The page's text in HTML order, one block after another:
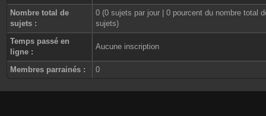
Nombre total de
sujets :
0 (0 sujets par jour | 0 pourcent du nombre total
sujets)
Temps passé en
ligne :
Aucune inscription
Membres parrainés : 0